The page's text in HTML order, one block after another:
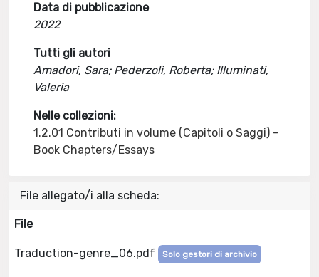
Data di pubblicazione
2022
Tutti gli autori
Amadori, Sara; Pederzoli, Roberta; Illuminati,
Valeria
Nelle collezioni:
1.2.01 Contributi in volume (Capitoli o Saggi) -
Book Chapters/Essays
File allegato/i alla scheda:
File
Traduction-genre_06.pdf Solo gestori di archivio